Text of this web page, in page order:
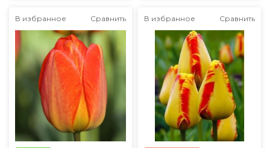
В избранное Сравнить В избранное Сравнить